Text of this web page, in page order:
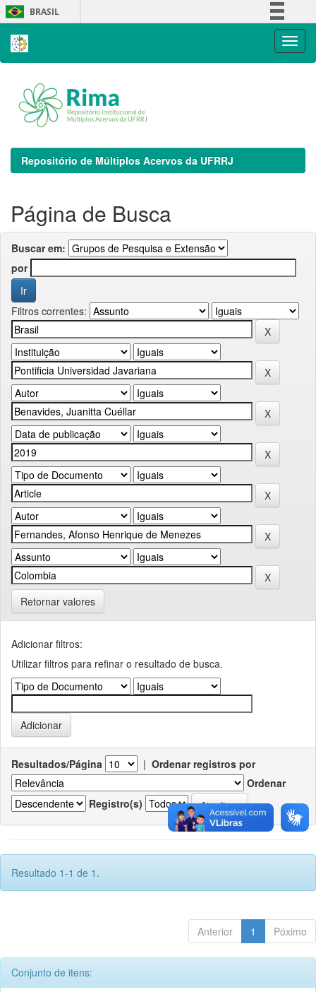
Skip
navigation
BRASIL
Repositório de Múltiplos Acervos da UFRRJ
Página de Busca
Buscar em:
por
Filtros correntes:
Retornar valores
Adicionar filtros:
Utilizar filtros para refinar o resultado de busca.
Resultados/Página | Ordenar registros por
Ordenar
Registro(s)
Resultado 1-1 de 1.
Anterior 1 Póximo
Conjunto de itens: